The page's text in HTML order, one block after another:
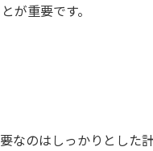
が重要です。
なのはしっかりとした